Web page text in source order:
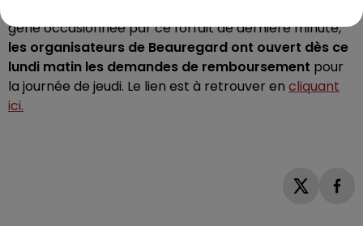
gêne occasionnée par ce forfait de dernière minute,
les organisateurs de Beauregard ont ouvert dès ce
lundi matin les demandes de remboursement pour
la journée de jeudi. Le lien est à retrouver en cliquant
ici.